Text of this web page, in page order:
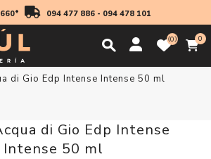
094 477 886- 094 478 101
0 0
Inicio
di Gio Edp Intense Intense 50 ml
di Gio Edp Intense
Intense 50 ml